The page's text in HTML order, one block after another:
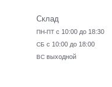
Склад
ПН-ПТ с 10:00 до 18:30
СБ с 10:00 до 18:00
ВС выходной